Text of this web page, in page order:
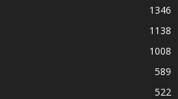
1346
1138
1008
589
522